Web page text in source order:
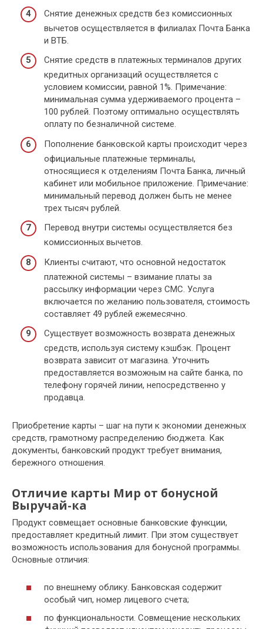
Снятие денежных средств без комиссионных
вычетов осуществляется в филиалах Почта Банка
и ВТБ.
Снятие средств в платежных терминалов других
кредитных организаций осуществляется с
условием комиссии, равной 1%. Примечание:
минимальная сумма удерживаемого процента –
100 рублей. Поэтому оптимально осуществлять
оплату по безналичной системе.
Пополнение банковской карты происходит через
официальные платежные терминалы,
относящиеся к отделениям Почта Банка, личный
кабинет или мобильное приложение. Примечание:
минимальный перевод должен быть не менее
трех тысяч рублей.
Перевод внутри системы осуществляется без
комиссионных вычетов.
Клиенты считают, что основной недостаток
платежной системы – взимание платы за
рассылку информации через СМС. Услуга
включается по желанию пользователя, стоимость
составляет 49 рублей ежемесячно.
Существует возможность возврата денежных
средств, используя систему кэшбэк. Процент
возврата зависит от магазина. Уточнить
предоставляется возможным на сайте банка, по
телефону горячей линии, непосредственно у
продавца.
Приобретение карты – шаг на пути к экономии денежных
средств, грамотному распределению бюджета. Как
документы, банковский продукт требует внимания,
бережного отношения.
Отличие карты Мир от бонусной
Выручай-ка
Продукт совмещает основные банковские функции,
предоставляет кредитный лимит. При этом существует
возможность использования для бонусной программы.
Основные отличия:
по внешнему облику. Банковская содержит
особый чип, номер лицевого счета;
по функциональности. Совмещение нескольких